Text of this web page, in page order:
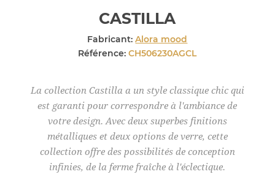
CASTILLA
Fabricant: Alora mood
Référence: CH506230AGCL
La collection Castilla a un style classique chic qui
est garanti pour correspondre à l'ambiance de
votre design. Avec deux superbes finitions
métalliques et deux options de verre, cette
collection offre des possibilités de conception
infinies, de la ferme fraîche à l'éclectique.